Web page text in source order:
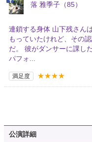
落 雅季子（85）
連鎖する身体 山下残さん
もっていたけれど、その
だ。 彼がダンサーに課し
パフォ...
満足度 ★★★★
公演詳細